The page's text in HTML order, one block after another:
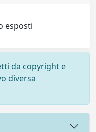
esposti
da copyright e
diversa